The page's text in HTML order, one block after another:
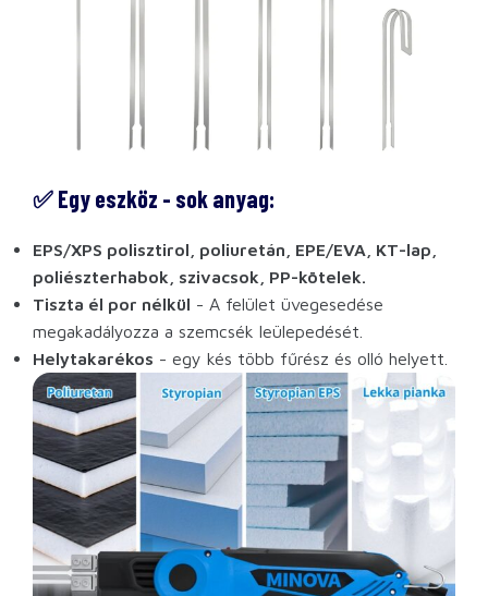
✅ Egy eszköz - sok anyag:
EPS/XPS polisztirol, poliuretán, EPE/EVA, KT-lap,
poliészterhabok, szivacsok, PP-kötelek.
Tiszta él por nélkül - A felület üvegesedése
megakadályozza a szemcsék leülepedését.
Helytakarékos - egy kés több fűrész és olló helyett.